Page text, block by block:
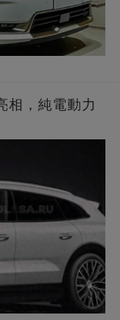
相，純電動力